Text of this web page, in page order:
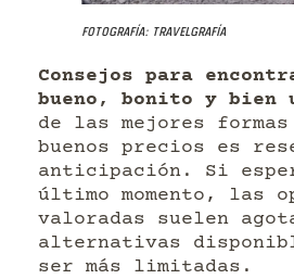
Fotografía: Travelgrafía
Consejos para
bueno, bonito y bien
de las mejores
buenos precios es
anticipación. Si
último momento, las
valoradas suelen
alternativas
ser más limitadas.